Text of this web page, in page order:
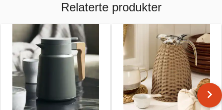
Relaterte produkter